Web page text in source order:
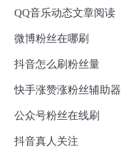
QQ音乐动态文章阅读
微博粉丝在哪刷
抖音怎么刷粉丝量
快手涨赞涨粉丝辅助器
公众号粉丝在线刷
抖音真人关注